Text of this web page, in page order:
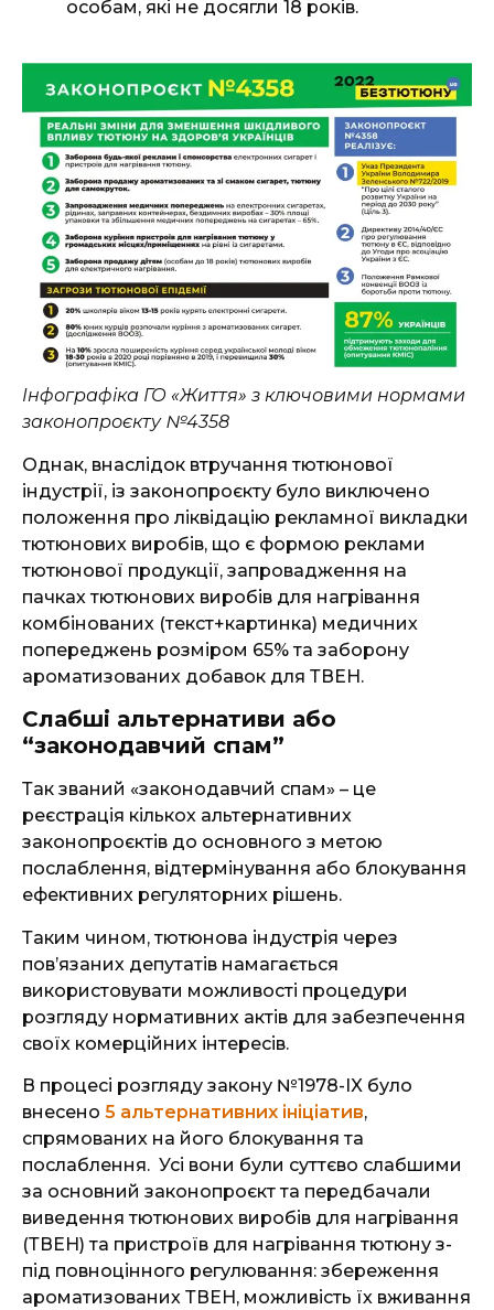
особам, які не досягли 18 років.
Інфографіка ГО «Життя» з ключовими нормами
законопроєкту №4358
Однак, внаслідок втручання тютюнової
індустрії, із законопроєкту було виключено
положення про ліквідацію рекламної викладки
тютюнових виробів, що є формою реклами
тютюнової продукції, запровадження на
пачках тютюнових виробів для нагрівання
комбінованих (текст+картинка) медичних
попереджень розміром 65% та заборону
ароматизованих добавок для ТВЕН.
Слабші альтернативи або
“законодавчий спам”
Так званий «законодавчий спам» – це
реєстрація кількох альтернативних
законопроєктів до основного з метою
послаблення, відтермінування або блокування
ефективних регуляторних рішень.
Таким чином, тютюнова індустрія через
повʼязаних депутатів намагається
використовувати можливості процедури
розгляду нормативних актів для забезпечення
своїх комерційних інтересів.
В процесі розгляду закону №1978-IX було
внесено 5 альтернативних ініціатив,
спрямованих на його блокування та
послаблення. Усі вони були суттєво слабшими
за основний законопроєкт та передбачали
виведення тютюнових виробів для нагрівання
(ТВЕН) та пристроїв для нагрівання тютюну з-
під повноцінного регулювання: збереження
ароматизованих ТВЕН, можливість їх вживання